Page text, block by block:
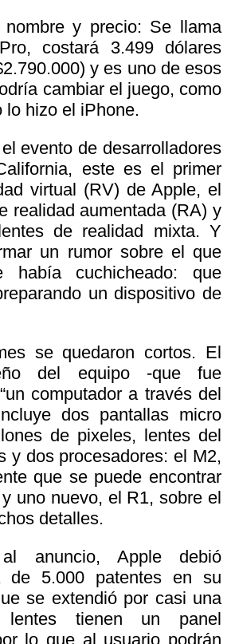
y precio: Se llama
costará 3.499 dólares
y es uno de esos
cambiar el juego, como
lo hizo el iPhone.
evento de desarrolladores
este es el primer
virtual (RV) de Apple, el
realidad aumentada (RA) y
de realidad mixta. Y
un rumor sobre el que
había cuchicheado: que
un dispositivo de
se quedaron cortos. El
del equipo -que fue
computador a través del
dos pantallas micro
de pixeles, lentes del
y dos procesadores: el M2,
que se puede encontrar
uno nuevo, el R1, sobre el
detalles.
anuncio, Apple debió
de 5.000 patentes en su
se extendió por casi una
lentes tienen un panel
lo que al usuario podrán